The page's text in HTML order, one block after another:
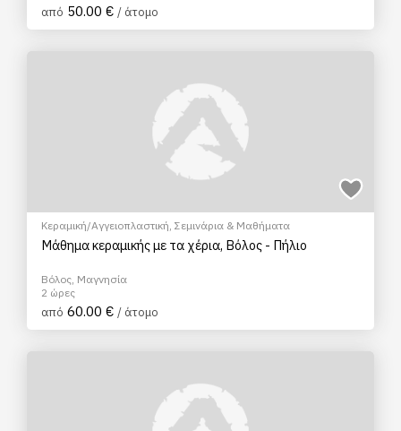
από 50.00 € / άτομο
Κεραμική/Αγγειοπλαστική, Σεμινάρια & Μαθήματα
Μάθημα κεραμικής με τα χέρια, Βόλος - Πήλιο
Βόλος, Μαγνησία
2 ώρες
από 60.00 € / άτομο